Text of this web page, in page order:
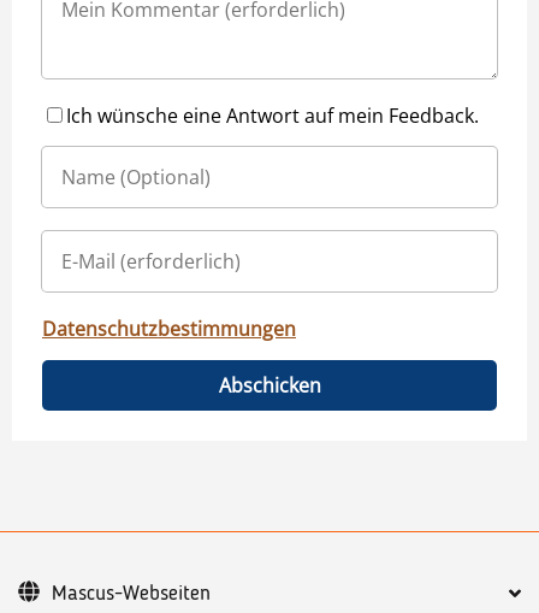
Ich wünsche eine Antwort auf mein Feedback.
Datenschutzbestimmungen
Abschicken
Mascus-Webseiten